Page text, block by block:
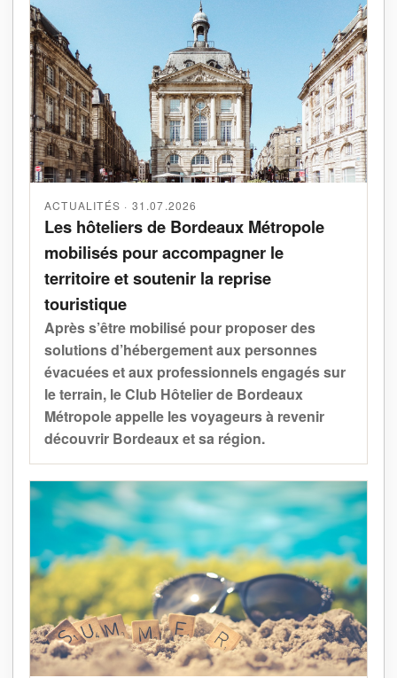
ACTUALITÉS · 31.07.2026
Les hôteliers de Bordeaux Métropole
mobilisés pour accompagner le
territoire et soutenir la reprise
touristique
Après s’être mobilisé pour proposer des
solutions d’hébergement aux personnes
évacuées et aux professionnels engagés sur
le terrain, le Club Hôtelier de Bordeaux
Métropole appelle les voyageurs à revenir
découvrir Bordeaux et sa région.